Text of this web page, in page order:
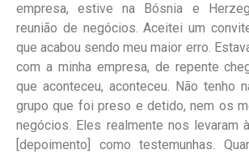
empresa, estive na Bósnia e
reunião de negócios. Aceitei um
que acabou sendo meu maior erro.
com a minha empresa, de repente
que aconteceu, aconteceu. Não tenho
grupo que foi preso e detido, nem os
negócios. Eles realmente nos levaram
[depoimento] como testemunhas.